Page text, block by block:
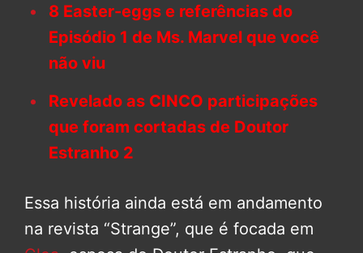
8 Easter-eggs e referências do
Episódio 1 de Ms. Marvel que você
não viu
Revelado as CINCO participações
que foram cortadas de Doutor
Estranho 2
Essa história ainda está em andamento
na revista “Strange”, que é focada em